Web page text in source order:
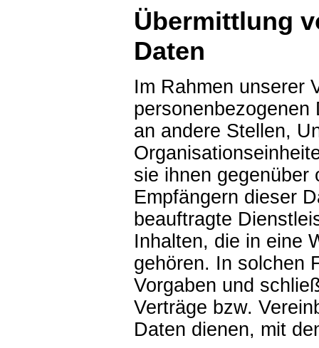
Übermittlung
Daten
Im Rahmen unserer
an andere Stellen,
sie ihnen gegenüber
Empfängern dieser
beauftragte
Inhalten, die in eine
gehören. In solchen
Vorgaben und
Verträge bzw.
Daten dienen, mit